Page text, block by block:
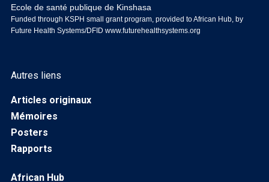
Ecole de santé publique de Kinshasa
Funded through KSPH small grant program, provided to African Hub, by
Future Health Systems/DFID www.futurehealthsystems.org
Autres liens
Articles originaux
Mémoires
Posters
Rapports
African Hub